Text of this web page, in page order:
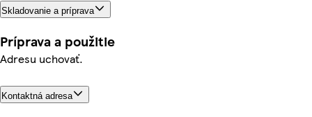
Skladovanie a príprava
Príprava a použitie
Adresu uchovať.
Kontaktná adresa